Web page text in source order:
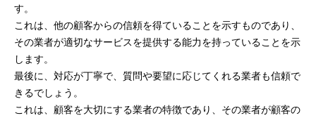
す。
これは、他の顧客からの信頼を得ていることを示すものであり、
その業者が適切なサービスを提供する能力を持っていることを示
します。
最後に、対応が丁寧で、質問や要望に応じてくれる業者も信頼で
きるでしょう。
これは、顧客を大切にする業者の特徴であり、その業者が顧客の